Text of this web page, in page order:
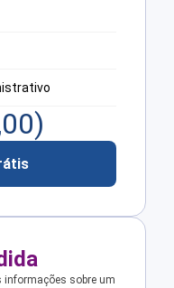
)
informações sobre um